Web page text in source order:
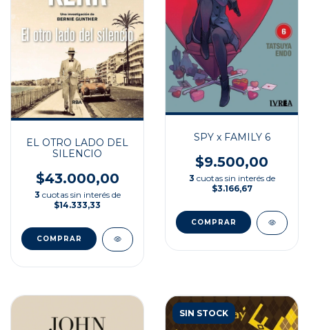
EL OTRO LADO DEL
SILENCIO
$43.000,00
3 cuotas sin interés de
$14.333,33
SPY x FAMILY 6
$9.500,00
3 cuotas sin interés de
$3.166,67
SIN STOCK